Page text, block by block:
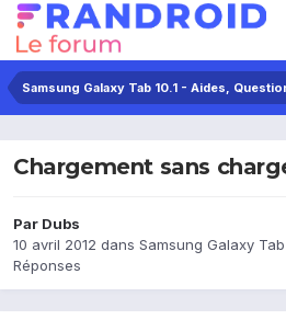
Chargement sans
Par Dubs
10 avril 2012 dans Samsung Galaxy
Réponses